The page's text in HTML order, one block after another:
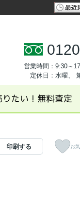
営業時間：9:30～
定休日：水曜、
印刷する お